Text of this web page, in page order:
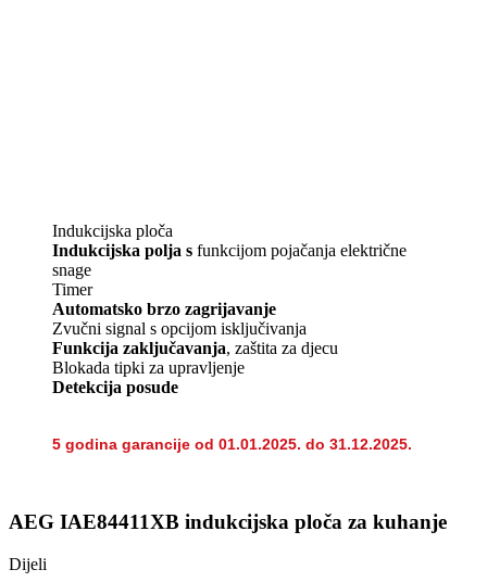
Indukcijska ploča
Indukcijska polja s funkcijom pojačanja električne
snage
Timer
Automatsko brzo zagrijavanje
Zvučni signal s opcijom isključivanja
Funkcija zaključavanja, zaštita za djecu
Blokada tipki za upravljenje
Detekcija posude
5 godina garancije od 01.01.2025. do 31.12.2025.
AEG IAE84411XB indukcijska ploča za kuhanje
Dijeli